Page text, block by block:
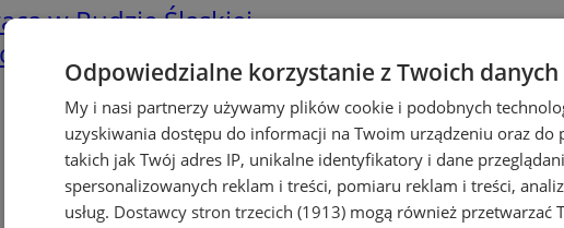
w Rudzie Śląskiej
pracy
Odpowiedzialne korzystanie z Twoich danych
My i nasi partnerzy używamy plików cookie i podobnych
uzyskiwania dostępu do informacji na Twoim urządzeniu oraz do
takich jak Twój adres IP, unikalne identyfikatory i dane
spersonalizowanych reklam i treści, pomiaru reklam i treści,
usług. Dostawcy stron trzecich (1913) mogą również przetwarzać